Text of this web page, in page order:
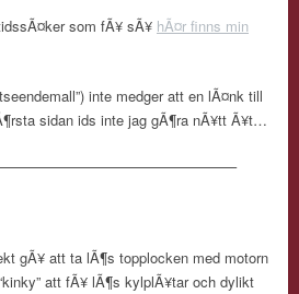
som fÃ¥ sÃ¥ hÃ¤r finns min
inte medger att en lÃ¤nk till
sidan ids inte jag gÃ¶ra nÃ¥tt Ã¥t…
gÃ¥ att ta lÃ¶s topplocken med motorn
att fÃ¥ lÃ¶s kylplÃ¥tar och dylikt